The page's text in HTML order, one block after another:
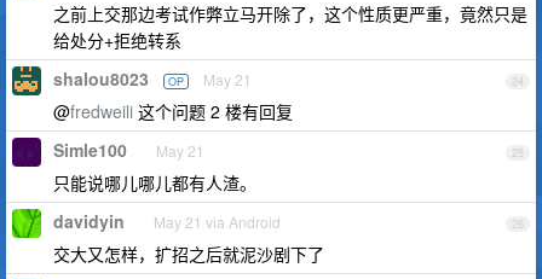
之前上交那边考试作弊立马开除了，这个性质更严重，竟然只是
给处分+拒绝转系
24
shalou8023 OP May 21
@fredweili 这个问题 2 楼有回复
25
Simle100 May 21
只能说哪儿哪儿都有人渣。
26
davidyin May 21 via Android
交大又怎样，扩招之后就泥沙剧下了